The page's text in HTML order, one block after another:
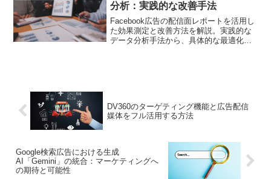
分析：実践的な改善手法
Facebook広告の配信面レポートを活用し
た効果測定と改善方法を解説。実践的な
データ分析手法から、具体的な最適化施
DV360のターゲティング機能と広告配信
媒体をフル活用する方法
Google検索広告における生成
AI「Gemini」の統合：マーケティングへ
の期待と可能性